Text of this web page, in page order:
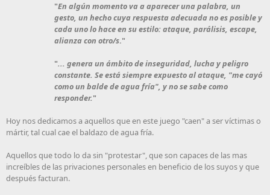
"En algún momento va a aparecer una palabra, un
gesto, un hecho cuya respuesta adecuada no es posible y
cada uno lo hace en su estilo: ataque, parálisis, escape,
alianza con otro/s."
"... genera un ámbito de inseguridad, lucha y peligro
constante. Se está siempre expuesto al ataque, "me cayó
como un balde de agua fría", y no se sabe como
responder."
Hoy nos dedicamos a aquellos que en este juego "caen" a ser víctimas o
mártir, tal cual cae el baldazo de agua fría.
Aquellos que todo lo da sin "protestar", que son capaces de las mas
increíbles de las privaciones personales en beneficio de los suyos y que
después facturan.